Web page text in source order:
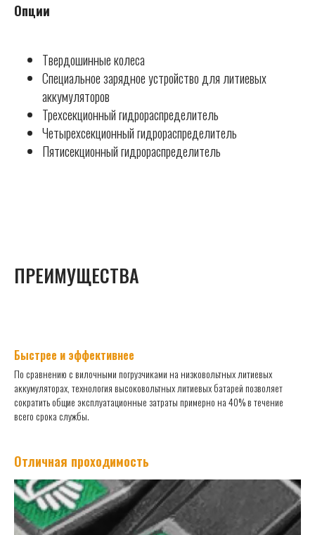
Опции
Твердошинные колеса
Специальное зарядное устройство для литиевых
аккумуляторов
Трехсекционный гидрораспределитель
Четырехсекционный гидрораспределитель
Пятисекционный гидрораспределитель
ПРЕИМУЩЕСТВА
Быстрее и эффективнее
По сравнению с вилочными погрузчиками на низковольтных литиевых
аккумуляторах, технология высоковольтных литиевых батарей позволяет
сократить общие эксплуатационные затраты примерно на 40% в течение
всего срока службы.
40%
Низковольтный литиевый аккумулятор
Электрический вилочный погрузчик
Высоковольтный литиевый электрический погрузчик
|
Отличная проходимость